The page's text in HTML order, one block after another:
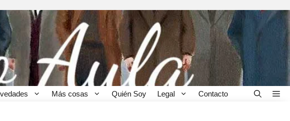
Más cosas Quién Soy Legal Contacto